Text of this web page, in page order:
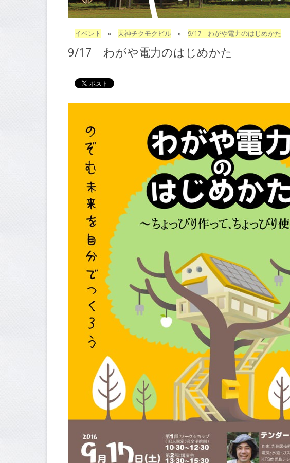
イベント » 天神チクモクビル» 9/17 わがや電力のはじめかた
9/17 わがや電力のはじめかた